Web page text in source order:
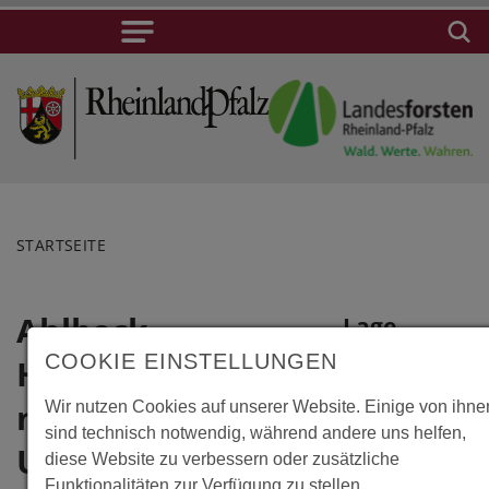
STARTSEITE
Ahlbeck,
Hauptrettungsstation
mit
Unfallhilfestelle
Lage
mit
Unfallhilfestelle
COOKIE EINSTELLUNGEN
Wir nutzen Cookies auf unserer Website. Einige von
sind technisch notwendig, während andere uns helfen,
diese Website zu verbessern oder zusätzliche
Funktionalitäten zur Verfügung zu stellen.